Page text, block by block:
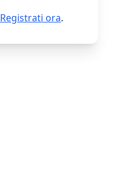
Registrati ora.